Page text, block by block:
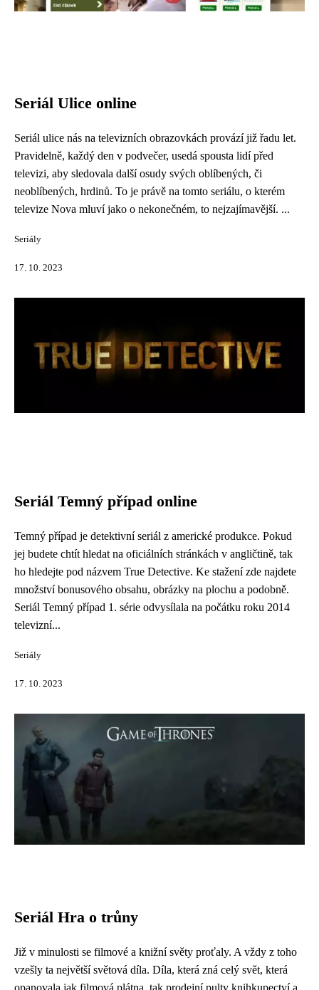
Seriál Ulice online
Seriál ulice nás na televizních obrazovkách provází již řadu let.
Pravidelně, každý den v podvečer, usedá spousta lidí před
televizi, aby sledovala další osudy svých oblíbených, či
neoblíbených, hrdinů. To je právě na tomto seriálu, o kterém
televize Nova mluví jako o nekonečném, to nejzajímavější. ...
Seriály
17. 10. 2023
Seriál Temný případ online
Temný případ je detektivní seriál z americké produkce. Pokud
jej budete chtít hledat na oficiálních stránkách v angličtině, tak
ho hledejte pod názvem True Detective. Ke stažení zde najdete
množství bonusového obsahu, obrázky na plochu a podobně.
Seriál Temný případ 1. série odvysílala na počátku roku 2014
televizní...
Seriály
17. 10. 2023
Seriál Hra o trůny
Již v minulosti se filmové a knižní světy proťaly. A vždy z toho
vzešly ta největší světová díla. Díla, která zná celý svět, která
opanovala jak filmová plátna, tak prodejní pulty knihkupectví a